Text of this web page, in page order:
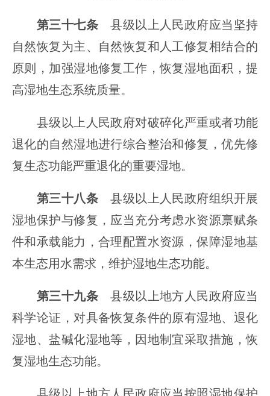
第三十七条县级以上人民政府应当坚持
自然恢复为主、自然恢复和人工修复相结合的
原则，加强湿地修复工作，恢复湿地面积，提
高湿地生态系统质量。
县级以上人民政府对破碎化严重或者功能
退化的自然湿地进行综合整治和修复，优先修
复生态功能严重退化的重要湿地。
第三十八条县级以上人民政府组织开展
湿地保护与修复，应当充分考虑水资源禀赋条
件和承载能力，合理配置水资源，保障湿地基
本生态用水需求，维护湿地生态功能。
第三十九条县级以上地方人民政府应当
科学论证，对具备恢复条件的原有湿地、退化
湿地、盐碱化湿地等，因地制宜采取措施，恢
复湿地生态功能。